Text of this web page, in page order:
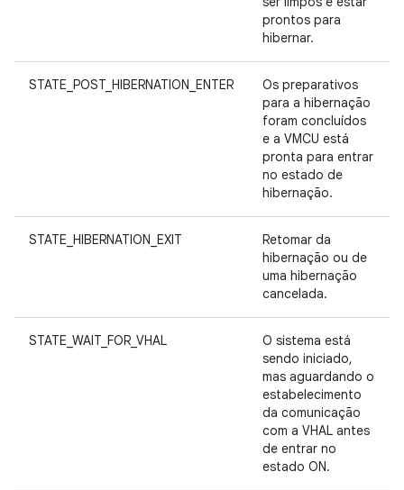
prontos para
hibernar.
STATE_POST_HIBERNATION_ENTER
Os preparativos
para a hibernação
foram concluídos
e a VMCU está
pronta para entrar
no estado de
hibernação.
STATE_HIBERNATION_EXIT
Retomar da
hibernação ou de
uma hibernação
cancelada.
STATE_WAIT_FOR_VHAL
O sistema está
sendo iniciado,
mas aguardando o
estabelecimento
da comunicação
com a VHAL antes
de entrar no
estado ON.